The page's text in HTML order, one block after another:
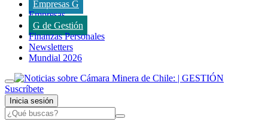
Empresas G
Empresas
G de Gestión
Finanzas Personales
Newsletters
Mundial 2026
Suscríbete
Inicia sesión